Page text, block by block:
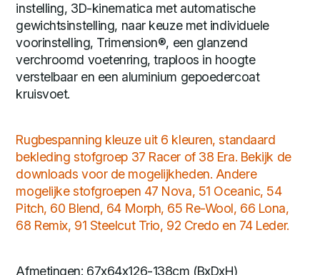
instelling, 3D-kinematica met automatische
gewichtsinstelling, naar keuze met individuele
voorinstelling, Trimension®, een glanzend
verchroomd voetenring, traploos in hoogte
verstelbaar en een aluminium gepoedercoat
kruisvoet.
Rugbespanning kleuze uit 6 kleuren, standaard
bekleding stofgroep 37 Racer of 38 Era. Bekijk de
downloads voor de mogelijkheden. Andere
mogelijke stofgroepen 47 Nova, 51 Oceanic, 54
Pitch, 60 Blend, 64 Morph, 65 Re-Wool, 66 Lona,
68 Remix, 91 Steelcut Trio, 92 Credo en 74 Leder.
Afmetingen: 67x64x126-138cm (BxDxH)